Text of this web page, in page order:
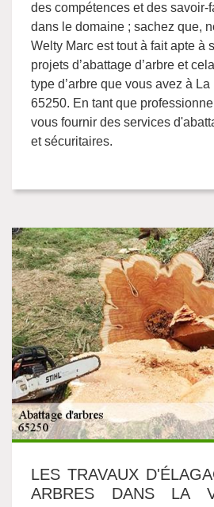
des compétences et des savoir-
dans le domaine ; sachez que,
Welty Marc est tout à fait apte à
projets d’abattage d’arbre et
type d’arbre que vous avez à
65250. En tant que
vous fournir des services
et sécuritaires.
LES TRAVAUX
ARBRES DANS LA